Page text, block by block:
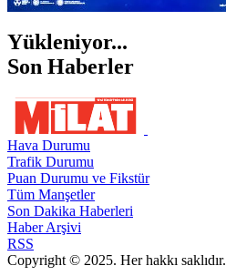
Yükleniyor...
Son Haberler
Hava Durumu
Trafik Durumu
Puan Durumu ve Fikstür
Tüm Manşetler
Son Dakika Haberleri
Haber Arşivi
RSS
Copyright © 2025. Her hakkı saklıdır.